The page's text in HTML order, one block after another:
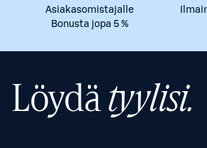
Asiakasomistajalle
Bonusta jopa 5 %
Löydätyylisi.